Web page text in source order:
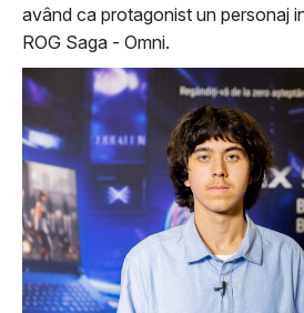
având ca protagonist un personaj
ROG Saga - Omni.